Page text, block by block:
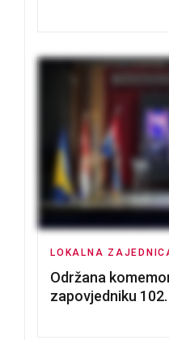
LOKALNA
Održana
zapovjedniku